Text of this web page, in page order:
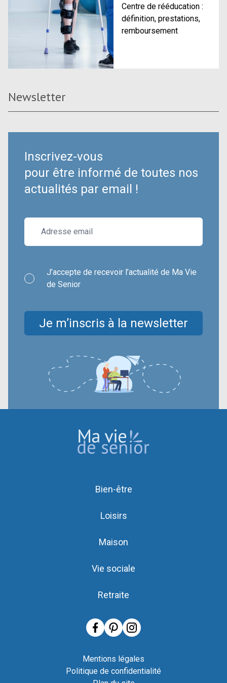
Centre de rééducation :
définition, prestations,
remboursement
Newsletter
Inscrivez-vous
pour être informé de toutes nos
actualités par email !
J’accepte de recevoir l’actualité de Ma Vie
de Senior
Je m’inscris à la newsletter
Bien-être
Loisirs
Maison
Vie sociale
Retraite
Mentions légales
Politique de confidentialité